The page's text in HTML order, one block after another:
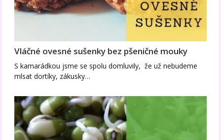
Vláčné ovesné sušenky bez pšeničné mouky
S kamarádkou jsme se spolu domluvily, že už nebudeme
mlsat dortíky, zákusky…